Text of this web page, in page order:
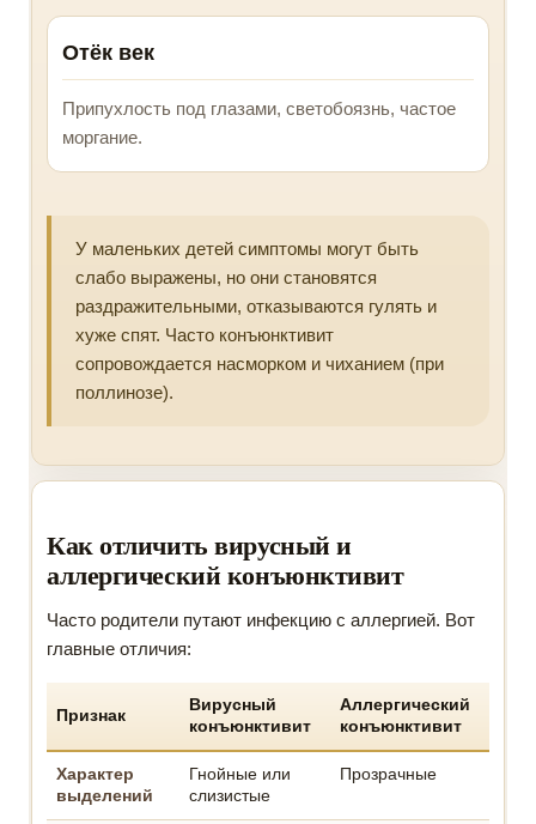
Отёк век
Припухлость под глазами, светобоязнь, частое
моргание.
У маленьких детей симптомы могут быть
слабо выражены, но они становятся
раздражительными, отказываются гулять и
хуже спят. Часто конъюнктивит
сопровождается насморком и чиханием (при
поллинозе).
Как отличить вирусный и
аллергический конъюнктивит
Часто родители путают инфекцию с аллергией. Вот
главные отличия:
Признак
Вирусный
конъюнктивит
Аллергический
конъюнктивит
Характер
выделений
Гнойные или
слизистые
Прозрачные